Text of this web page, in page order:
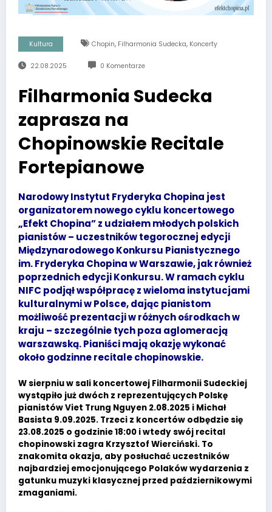
Kultura Chopin, Filharmonia Sudecka, Koncerty
22.08.2025 0 Komentarze
Filharmonia Sudecka
zaprasza na
Chopinowskie Recitale
Fortepianowe
Narodowy Instytut Fryderyka Chopina jest
organizatorem nowego cyklu koncertowego
„Efekt Chopina” z udziałem młodych polskich
pianistów – uczestników tegorocznej edycji
Międzynarodowego Konkursu Pianistycznego
im. Fryderyka Chopina w Warszawie, jak również
poprzednich edycji Konkursu. W ramach cyklu
NIFC podjął współpracę z wieloma instytucjami
kulturalnymi w Polsce, dając pianistom
możliwość prezentacji w różnych ośrodkach w
kraju – szczególnie tych poza aglomeracją
warszawską. Pianiści mają okazję wykonać
około godzinne recitale chopinowskie.
W sierpniu w sali koncertowej Filharmonii Sudeckiej
wystąpiło już dwóch z reprezentujących Polskę
pianistów Viet Trung Nguyen 2.08.2025 i Michał
Basista 9.09.2025. Trzeci z koncertów odbędzie się
23.08.2025 o godzinie 18:00 i wtedy swój recital
chopinowski zagra Krzysztof Wierciński. To
znakomita okazja, aby posłuchać uczestników
najbardziej emocjonującego Polaków wydarzenia z
gatunku muzyki klasycznej przed październikowymi
zmaganiami.